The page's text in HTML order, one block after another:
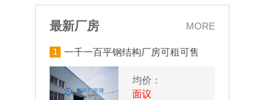
最新厂房 MORE
1 一千一百平钢结构厂房可租可售
均价：
面议